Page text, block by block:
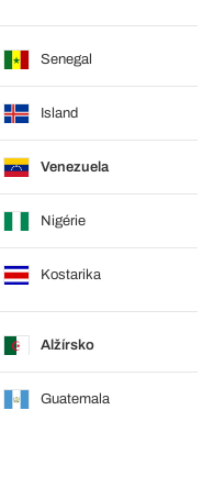
Senegal
Island
Venezuela
Nigérie
Kostarika
Alžírsko
Guatemala